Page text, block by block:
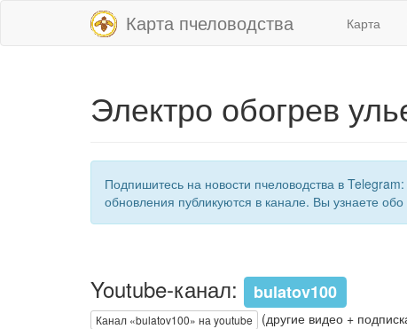
Карта пчеловодства Карта
Электро обогрев
Подпишитесь на новости пчеловодства в Telegram:
обновления публикуются в канале. Вы узнаете
Youtube-канал: bulatov100
Канал «bulatov100» на youtube (другие видео +